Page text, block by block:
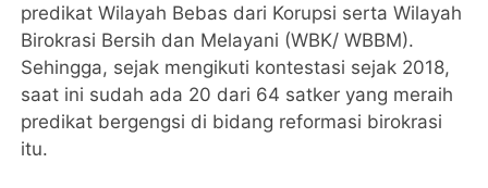
predikat Wilayah Bebas dari Korupsi serta Wilayah
Birokrasi Bersih dan Melayani (WBK/ WBBM).
Sehingga, sejak mengikuti kontestasi sejak 2018,
saat ini sudah ada 20 dari 64 satker yang meraih
predikat bergengsi di bidang reformasi birokrasi
itu.